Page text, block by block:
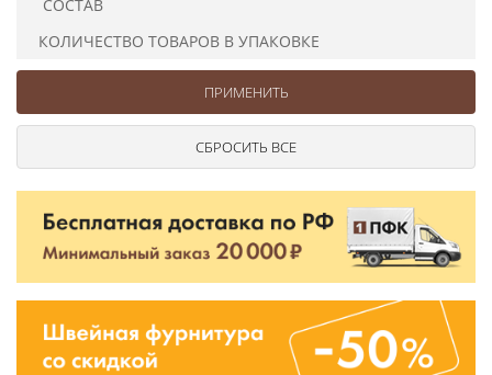
СОСТАВ
КОЛИЧЕСТВО ТОВАРОВ В УПАКОВКЕ
Ушковые
Шторные
Цепочки шарики с замком
Ткани
Шнуры
Элементы декора